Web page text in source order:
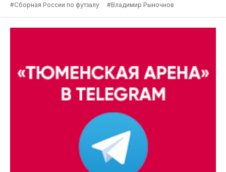
#Сборная России по футзалу
#Владимир Рыночнов